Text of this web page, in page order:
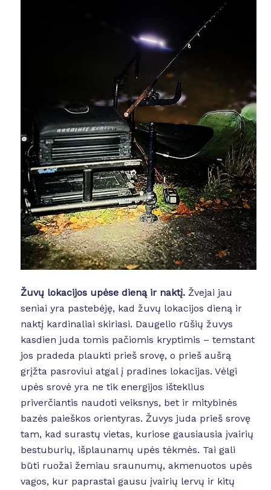
Žuvų lokacijos upėse dieną ir naktį.Žvejai jau
seniai yra pastebėję, kad žuvų lokacijos dieną ir
naktį kardinaliai skiriasi. Daugelio rūšių žuvys
kasdien juda tomis pačiomis kryptimis – temstant
jos pradeda plaukti prieš srovę, o prieš aušrą
grįžta pasroviui atgal į pradines lokacijas. Vėlgi
upės srovė yra ne tik energijos išteklius
priverčiantis naudoti veiksnys, bet ir mitybinės
bazės paieškos orientyras. Žuvys juda prieš srovę
tam, kad surastų vietas, kuriose gausiausia įvairių
bestuburių, išplaunamų upės tėkmės. Tai gali
būti ruožai žemiau sraunumų, akmenuotos upės
vagos, kur paprastai gausu įvairių lervų ir kitų